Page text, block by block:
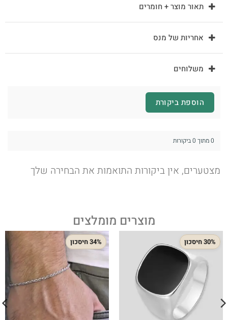
תאור מוצר + חומרים
אחריות של מנס
משלוחים
הוספת ביקורת
0 מתוך 0 ביקורות
מצטערים, אין ביקורות התואמות את הבחירה שלך
מוצרים מומלצים
30% חיסכון 34% חיסכון